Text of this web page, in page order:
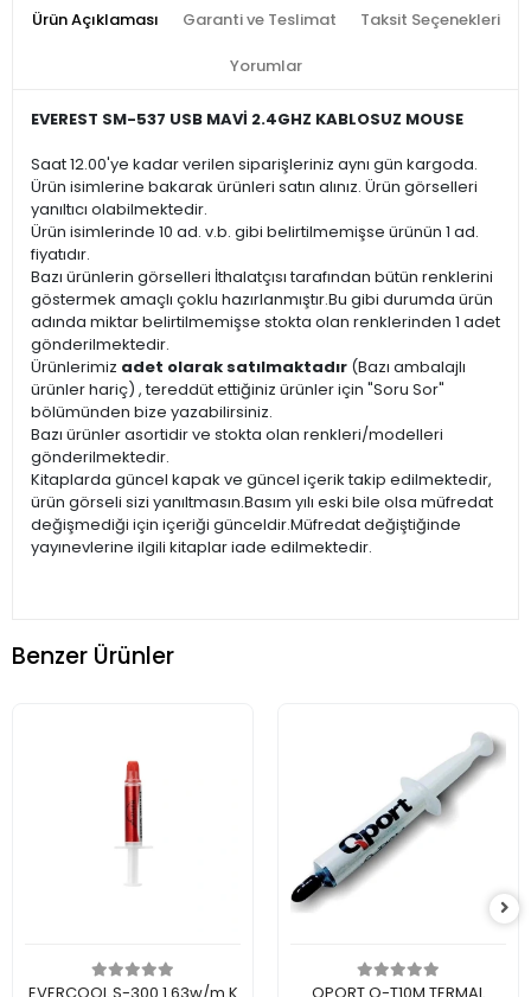
Ürün Açıklaması Garanti ve Teslimat Taksit Seçenekleri
Yorumlar
EVEREST SM-537 USB MAVİ 2.4GHZ KABLOSUZ MOUSE
Saat 12.00'ye kadar verilen siparişleriniz aynı gün kargoda.
Ürün isimlerine bakarak ürünleri satın alınız. Ürün görselleri
yanıltıcı olabilmektedir.
Ürün isimlerinde 10 ad. v.b. gibi belirtilmemişse ürünün 1 ad.
fiyatıdır.
Bazı ürünlerin görselleri İthalatçısı tarafından bütün renklerini
göstermek amaçlı çoklu hazırlanmıştır.Bu gibi durumda ürün
adında miktar belirtilmemişse stokta olan renklerinden 1 adet
gönderilmektedir.
Ürünlerimiz adet olarak satılmaktadır (Bazı ambalajlı
ürünler hariç) , tereddüt ettiğiniz ürünler için "Soru Sor"
bölümünden bize yazabilirsiniz.
Bazı ürünler asortidir ve stokta olan renkleri/modelleri
gönderilmektedir.
Kitaplarda güncel kapak ve güncel içerik takip edilmektedir,
ürün görseli sizi yanıltmasın.Basım yılı eski bile olsa müfredat
değişmediği için içeriği günceldir.Müfredat değiştiğinde
yayınevlerine ilgili kitaplar iade edilmektedir.
Benzer Ürünler
Sepete Ekle Sepete Ekle